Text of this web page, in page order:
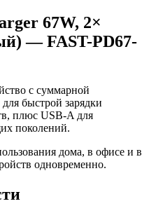
67W, 2×
— FAST-PD67-
с суммарной
быстрой зарядки
плюс USB‑A для
поколений.
дома, в офисе и в
одновременно.